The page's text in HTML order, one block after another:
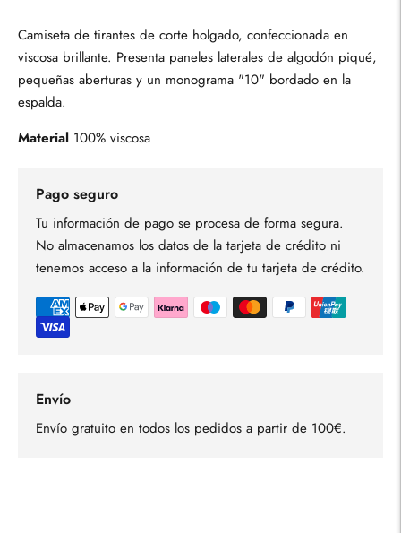
Camiseta de tirantes de corte holgado, confeccionada en
viscosa brillante. Presenta paneles laterales de algodón piqué,
pequeñas aberturas y un monograma "10" bordado en la
espalda.
Material 100% viscosa
Pago seguro
Tu información de pago se procesa de forma segura.
No almacenamos los datos de la tarjeta de crédito ni
tenemos acceso a la información de tu tarjeta de crédito.
Envío
Envío gratuito en todos los pedidos a partir de 100€.
un